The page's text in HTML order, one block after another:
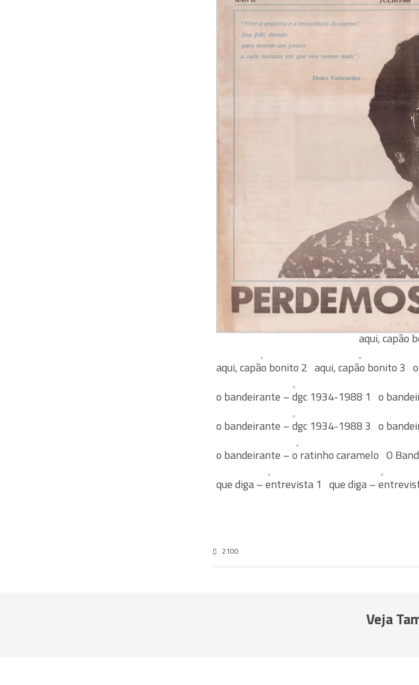
aqui, capão
aqui, capão bonito 2 aqui, capão bonito 3
o bandeirante – dgc 1934-1988 1 o
o bandeirante – dgc 1934-1988 3 o
o bandeirante – o ratinho caramelo O
que diga – entrevista 1 que diga –
2100
Veja